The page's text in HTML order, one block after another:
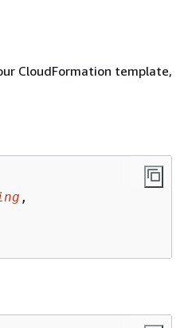
CloudFormation template,
,